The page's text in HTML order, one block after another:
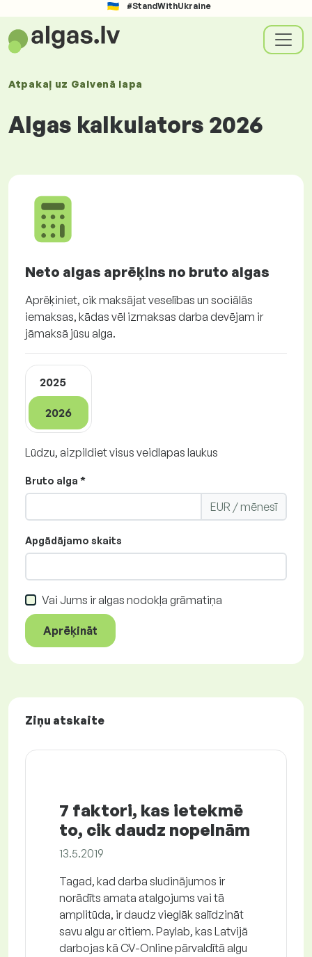
#StandWithUkraine
Atpakaļ uz Galvenā lapa
Algas kalkulators 2026
Neto algas aprēķins no bruto algas
Aprēķiniet, cik maksājat veselības un sociālās
iemaksas, kādas vēl izmaksas darba devējam ir
jāmaksā jūsu alga.
2025
2026
Lūdzu, aizpildiet visus veidlapas laukus
Bruto alga *
EUR / mēnesī
Apgādājamo skaits
Vai Jums ir algas nodokļa grāmatiņa
Aprēķināt
Ziņu atskaite
7 faktori, kas ietekmē
to, cik daudz nopelnām
13.5.2019
Tagad, kad darba sludinājumos ir
norādīts amata atalgojums vai tā
amplitūda, ir daudz vieglāk salīdzināt
savu algu ar citiem. Paylab, kas Latvijā
darbojas kā CV-Online pārvaldītā algu